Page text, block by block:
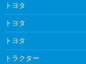
トヨタ
トヨタ
トヨタ
トラクター